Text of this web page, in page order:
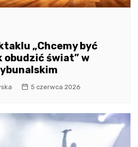
„Chcemy być
obudzić świat” w
5 czerwca 2026